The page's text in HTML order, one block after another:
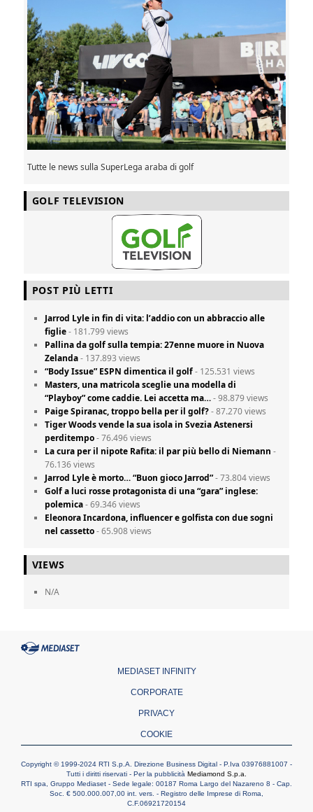
Tutte le news sulla SuperLega araba di golf
GOLF TELEVISION
POST PIÙ LETTI
Jarrod Lyle in fin di vita: l’addio con un abbraccio alle
figlie- 181.799 views
Pallina da golf sulla tempia: 27enne muore in Nuova
Zelanda- 137.893 views
“Body Issue” ESPN dimentica il golf- 125.531 views
Masters, una matricola sceglie una modella di
“Playboy” come caddie. Lei accetta ma…- 98.879 views
Paige Spiranac, troppo bella per il golf?- 87.270 views
Tiger Woods vende la sua isola in Svezia Astenersi
perditempo- 76.496 views
La cura per il nipote Rafita: il par più bello di Niemann -
76.136 views
Jarrod Lyle è morto… “Buon gioco Jarrod”- 73.804 views
Golf a luci rosse protagonista di una “gara” inglese:
polemica- 69.346 views
Eleonora Incardona, influencer e golfista con due sogni
nel cassetto- 65.908 views
VIEWS
N/A
MEDIASET INFINITY
CORPORATE
PRIVACY
COOKIE
Copyright © 1999-2024 RTI S.p.A. Direzione Business Digital - P.Iva 03976881007 -
Tutti i diritti riservati - Per la pubblicità Mediamond S.p.a.
RTI spa, Gruppo Mediaset - Sede legale: 00187 Roma Largo del Nazareno 8 - Cap.
Soc. € 500.000.007,00 int. vers. - Registro delle Imprese di Roma,
C.F.06921720154